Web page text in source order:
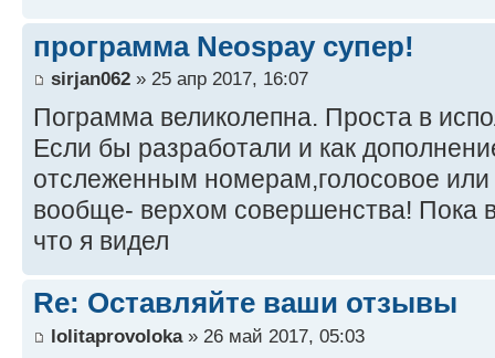
программа Neospay супер!
sirjan062 » 25 апр 2017, 16:07
Пограмма великолепна. Проста в
Если бы разработали и как
отслеженным номерам,голосовое
вообще- верхом совершенства! Пока
что я видел
Re: Оставляйте ваши отзывы
lolitaprovoloka» 26 май 2017, 05:03